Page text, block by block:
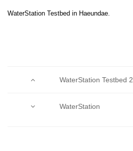
WaterStation Testbed in Haeundae.
WaterStation Testbed 2
WaterStation